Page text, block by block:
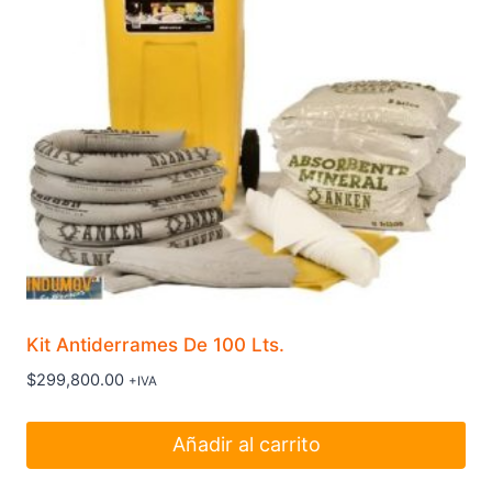
Kit Antiderrames De 100 Lts.
$299,800.00 +IVA
Añadir al carrito